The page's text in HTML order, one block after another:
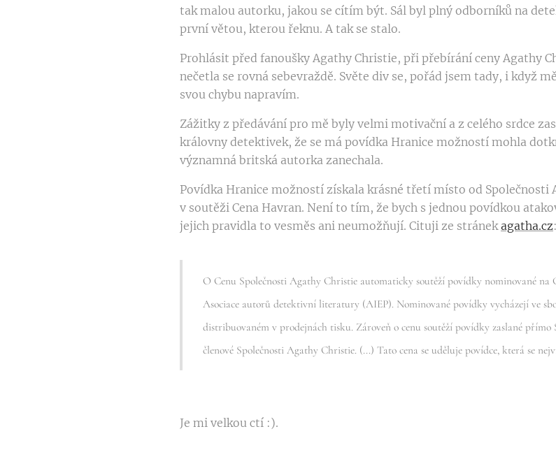
tak malou autorku, jakou se cítím být. Sál byl plný odborníků na
první větou, kterou řeknu. A tak se stalo.
Prohlásit před fanoušky Agathy Christie, při přebírání ceny Agathy
nečetla se rovná sebevraždě. Světe div se, pořád jsem tady, i když
svou chybu napravím.
Zážitky z předávání pro mě byly velmi motivační a z celého srdce
královny detektivek, že se má povídka Hranice možností mohla
významná britská autorka zanechala.
Povídka Hranice možností získala krásné třetí místo od Společnosti
v soutěži Cena Havran. Není to tím, že bych s jednou povídkou
jejich pravidla to vesměs ani neumožňují. Cituji ze stránekagatha.cz:
O Cenu Společnosti Agathy Christie automaticky soutěží povídky nominované na
Asociace autorů detektivní literatury (AIEP). Nominované povídky vycházejí ve
distribuovaném v prodejnách tisku. Zároveň o cenu soutěží povídky zaslané
členové Společnosti Agathy Christie. (...) Tato cena se uděluje povídce, která se
Je mi velkou ctí :).